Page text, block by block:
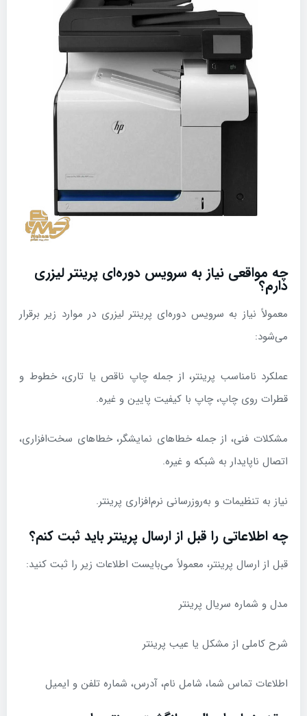
چه مواقعی نیاز به سرویس دوره‌ای پرینتر لیزری
دارم؟
معمولاً نیاز به سرویس دوره‌ای پرینتر لیزری در موارد زیر برقرار
می‌شود:
عملکرد نامناسب پرینتر، از جمله چاپ ناقص یا تاری، خطوط و
قطرات روی چاپ، چاپ با کیفیت پایین و غیره.
مشکلات فنی، از جمله خطاهای نمایشگر، خطاهای سخت‌افزاری،
اتصال ناپایدار به شبکه و غیره.
نیاز به تنظیمات و به‌روزرسانی نرم‌افزاری پرینتر.
چه اطلاعاتی را قبل از ارسال پرینتر باید ثبت کنم؟
قبل از ارسال پرینتر، معمولاً می‌بایست اطلاعات زیر را ثبت کنید:
مدل و شماره سریال پرینتر
شرح کاملی از مشکل یا عیب پرینتر
اطلاعات تماس شما، شامل نام، آدرس، شماره تلفن و ایمیل